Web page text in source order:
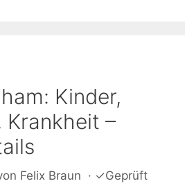
Kinder,
Krankheit –
Felix Braun · ✓Geprüft